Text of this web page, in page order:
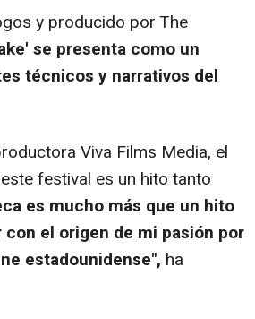
y producido por The
se presenta como un
técnicos y narrativos del
Viva Films Media, el
festival es un hito tanto
es mucho más que un hito
el origen de mi pasión por
estadounidense", ha